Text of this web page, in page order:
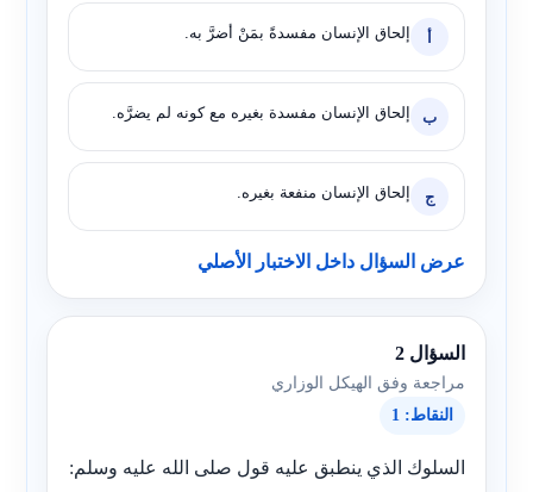
أ إلحاق الإنسان مفسدةً بمَنْ أضرَّ به.
ب إلحاق الإنسان مفسدة بغيره مع كونه لم يضرَّه.
ج إلحاق الإنسان منفعة بغيره.
عرض السؤال داخل الاختبار الأصلي
السؤال 2
مراجعة وفق الهيكل الوزاري
النقاط: 1
السلوك الذي ينطبق عليه قول صلى الله عليه وسلم: